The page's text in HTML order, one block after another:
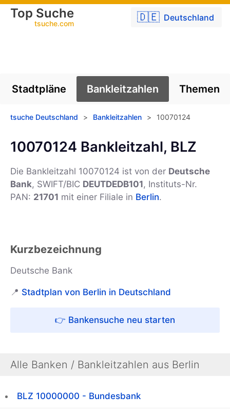
🇩🇪 Deutschland
Top Suche
tsuche.com
Stadtpläne Bankleitzahlen Themen
tsuche Deutschland > Bankleitzahlen > 10070124
10070124 Bankleitzahl, BLZ
Die Bankleitzahl 10070124 ist von der Deutsche
Bank, SWIFT/BIC DEUTDEDB101, Instituts-Nr.
PAN: 21701 mit einer Filiale in Berlin.
Kurzbezeichnung
Deutsche Bank
📍 Stadtplan von Berlin in Deutschland
👉 Bankensuche neu starten
Alle Banken / Bankleitzahlen aus Berlin
BLZ 10000000 - Bundesbank